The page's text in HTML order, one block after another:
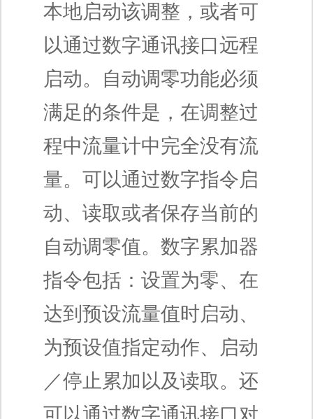
本地启动该调整，或者可
以通过数字通讯接口远程
启动。自动调零功能必须
满足的条件是，在调整过
程中流量计中完全没有流
量。可以通过数字指令启
动、读取或者保存当前的
自动调零值。数字累加器
指令包括：设置为零、在
达到预设流量值时启动、
为预设值指定动作、启动
／停止累加以及读取。还
可以通过数字通讯接口对